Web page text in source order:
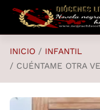
Saltar al contenido
INICIO
INFANTIL
CUÉNTAME OTRA